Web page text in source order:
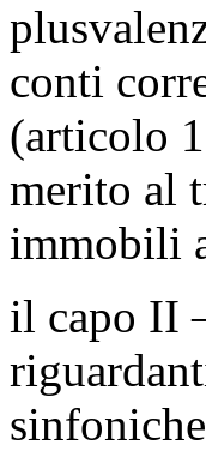
conti
(articolo
merito al
immobili
il capo II